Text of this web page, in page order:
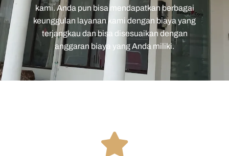
kami. Anda pun bisa mendapatkan berbagai
keunggulan layanan kami dengan biaya yang
terjangkau dan bisa disesuaikan dengan
anggaran biaya yang Anda miliki.